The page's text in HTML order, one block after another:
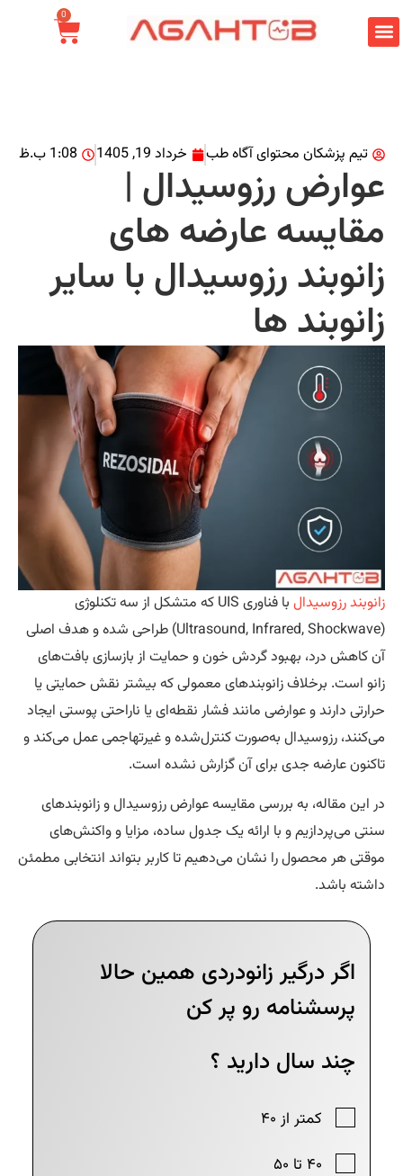
تیم پزشکان محتوای آگاه طب خرداد 19, 1405 1:08 ب.ظ
رزوسیدال |
عارضه های
رزوسیدال با سایر
ها
رزوسیدال
با فناوری UIS که متشکل از سه تکنلوژی
(Ultrasound, Infrared, Shockwave) طراحی شده و هدف اصلی
کاهش درد، بهبود گردش خون و حمایت از بازسازی بافت‌های
است. برخلاف زانوبندهای معمولی که بیشتر نقش حمایتی یا
دارند و عوارضی مانند فشار نقطه‌ای یا ناراحتی پوستی ایجاد
رزوسیدال به‌صورت کنترل‌شده و غیرتهاجمی عمل می‌کند و
عارضه جدی برای آن گزارش نشده است.
این مقاله، به بررسی مقایسه عوارض رزوسیدال و زانوبندهای
می‌پردازیم و با ارائه یک جدول ساده، مزایا و واکنش‌های
هر محصول را نشان می‌دهیم تا کاربر بتواند انتخابی مطمئن
باشد.